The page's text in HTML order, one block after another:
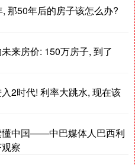
那50年后的房子该怎么办?
来房价: 150万房子, 到了
2时代! 利率大跳水, 现在该
懂中国——中巴媒体人巴西利
察